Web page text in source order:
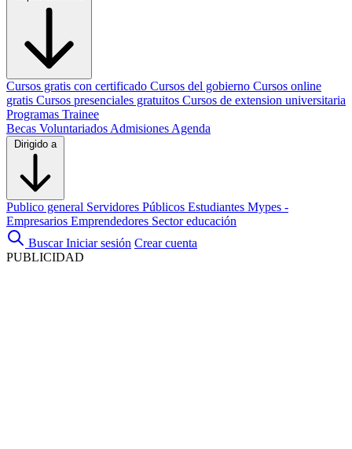
Cursos gratis con certificado Cursos del gobierno Cursos online
gratis Cursos presenciales gratuitos Cursos de extension universitaria
Programas Trainee
Becas Voluntariados Admisiones Agenda
Dirigido a
Publico general Servidores Públicos Estudiantes Mypes -
Empresarios Emprendedores Sector educación
Buscar Iniciar sesión Crear cuenta
PUBLICIDAD